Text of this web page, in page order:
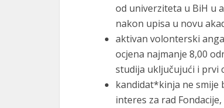
od univerziteta u BiH u
nakon upisa u novu
aktivan volonterski
ocjena najmanje 8,00
studija uključujući i prvi
kandidat*kinja ne smije
interes za rad